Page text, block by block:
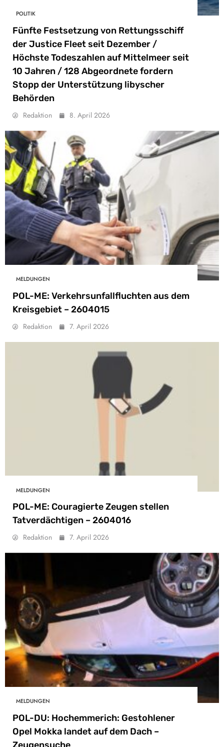
POLITIK
Fünfte Festsetzung von Rettungsschiff
der Justice Fleet seit Dezember /
Höchste Todeszahlen auf Mittelmeer seit
10 Jahren / 128 Abgeordnete fordern
Stopp der Unterstützung libyscher
Behörden
Redaktion 8. April 2026
MELDUNGEN
POL-ME: Verkehrsunfallfluchten aus dem
Kreisgebiet – 2604015
Redaktion 7. April 2026
MELDUNGEN
POL-ME: Couragierte Zeugen stellen
Tatverdächtigen – 2604016
Redaktion 7. April 2026
MELDUNGEN
POL-DU: Hochemmerich: Gestohlener
Opel Mokka landet auf dem Dach –